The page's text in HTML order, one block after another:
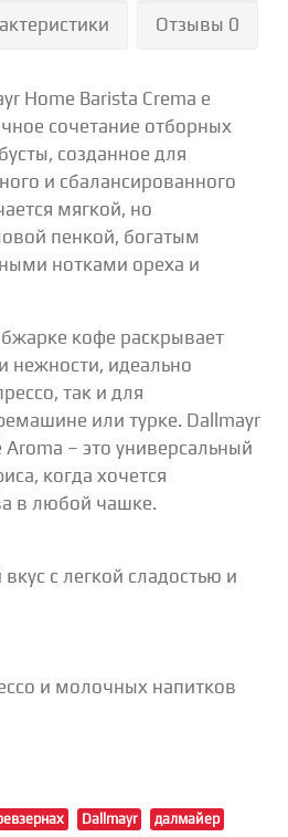
Отзывы 0
Home Barista Crema e
сочетание отборных
созданное для
и сбалансированного
мягкой, но
пенкой, богатым
нотками ореха и
кофе раскрывает
нежности, идеально
так и для
или турке. Dallmayr
Aroma – это универсальный
когда хочется
в любой чашке.
с легкой сладостью и
и молочных напитков
Dallmayr далмайер